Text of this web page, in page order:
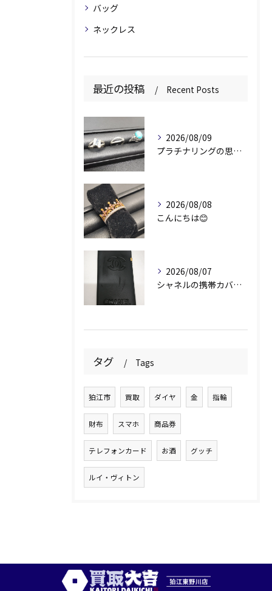
バッグ
ネックレス
最近の投稿 Recent Posts
2026/08/09
プラチナリングの思い出✨
2026/08/08
こんにちは😊
2026/08/07
シャネルの携帯カバー、お持ちいただきありがとうございます📱✨
タグ Tags
狛江市 買取 ダイヤ 金 指輪
財布 スマホ 商品券
テレフォンカード お酒 グッチ
ルイ・ヴィトン